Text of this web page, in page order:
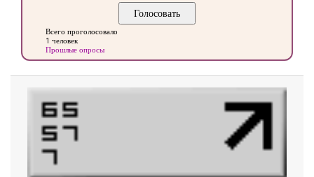
Всего проголосовало
1 человек
Прошлые опросы